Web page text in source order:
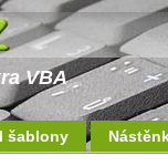
VBA
šablony